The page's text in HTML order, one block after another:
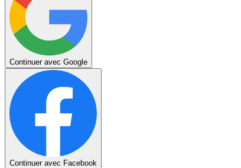
Continuer avec Google
Continuer avec Facebook